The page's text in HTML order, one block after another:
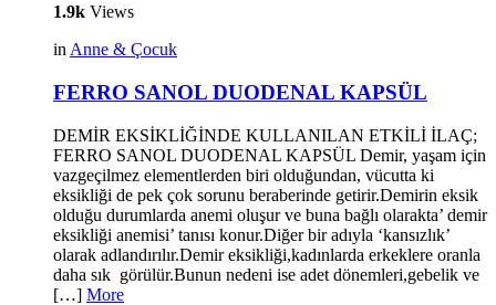
1.9k Views
in Anne & Çocuk
FERRO SANOL DUODENAL KAPSÜL
DEMİR EKSİKLİĞİNDE KULLANILAN ETKİLİ İLAÇ;
FERRO SANOL DUODENAL KAPSÜL Demir, yaşam için
vazgeçilmez elementlerden biri olduğundan, vücutta ki
eksikliği de pek çok sorunu beraberinde getirir.Demirin eksik
olduğu durumlarda anemi oluşur ve buna bağlı olarakta’ demir
eksikliği anemisi’ tanısı konur.Diğer bir adıyla ‘kansızlık’
olarak adlandırılır.Demir eksikliği,kadınlarda erkeklere oranla
daha sık görülür.Bunun nedeni ise adet dönemleri,gebelik ve
[…] More